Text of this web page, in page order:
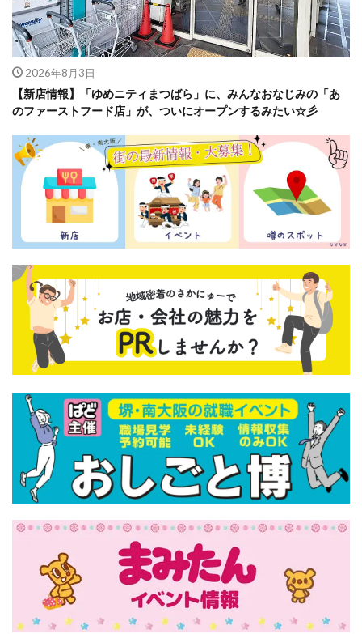
2026年8月3日
【新店情報】「ゆめニティまつばら」に、みんなおなじみの「あ
のファーストフード店」が、ついにオープンするみたい☆彡